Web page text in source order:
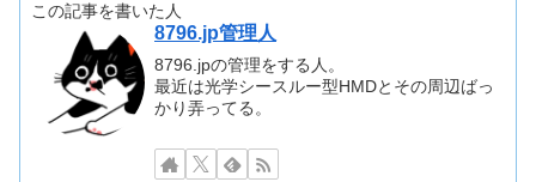
この記事を書いた人
8796.jp管理人
8796.jpの管理をする人。
最近は光学シースルー型HMDとその周辺ばっ
かり弄ってる。